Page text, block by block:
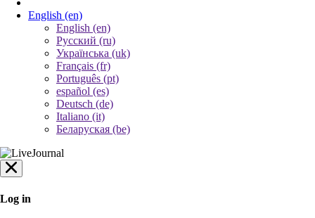
English (en)
English (en)
Русский (ru)
Українська (uk)
Français (fr)
Português (pt)
español (es)
Deutsch (de)
Italiano (it)
Беларуская (be)
Log in